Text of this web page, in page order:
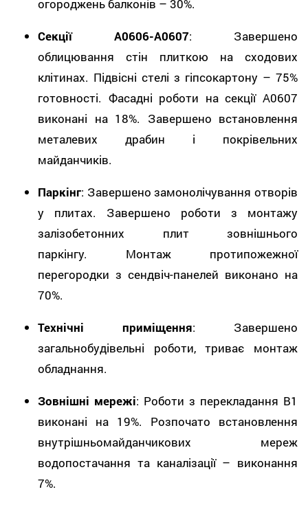
огороджень балконів – 30%.
Секції А0606-А0607: Завершено
облицювання стін плиткою на сходових
клітинах. Підвісні стелі з гіпсокартону – 75%
готовності. Фасадні роботи на секції А0607
виконані на 18%. Завершено встановлення
металевих драбин і покрівельних
майданчиків.
Паркінг: Завершено замонолічування отворів
у плитах. Завершено роботи з монтажу
залізобетонних плит зовнішнього
паркінгу. Монтаж протипожежної
перегородки з сендвіч-панелей виконано на
70%.
Технічні приміщення: Завершено
загальнобудівельні роботи, триває монтаж
обладнання.
Зовнішні мережі: Роботи з перекладання В1
виконані на 19%. Розпочато встановлення
внутрішньомайданчикових мереж
водопостачання та каналізації – виконання
7%.